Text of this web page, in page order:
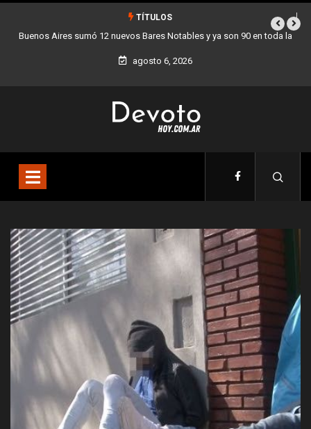
TÍTULOS
toda la Los stands móviles de la Ciudad llegan esta semana a Villa
agosto 6, 2026